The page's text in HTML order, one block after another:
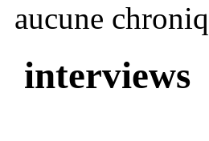
aucune
interviews